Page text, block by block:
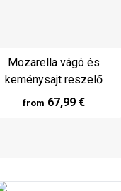
Mozarella vágó és
keménysajt reszelő
from 67,99 €